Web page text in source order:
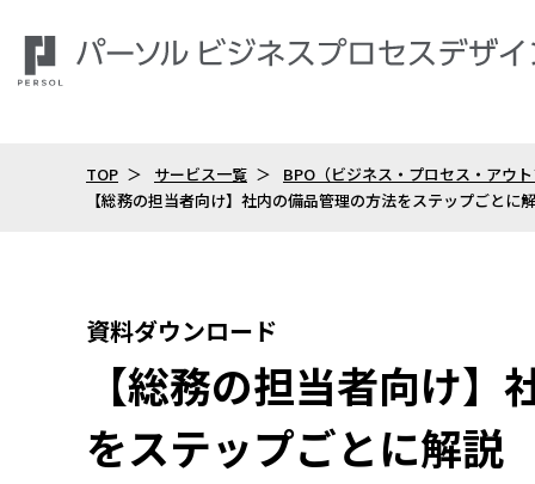
TOP サービス一覧
BPO（ビジネス・プロセス・アウ
【総務の担当者向け】社内の備品管理の方法をステップごとに
資料ダウンロード
【総務の担当者向け
をステップごとに解説